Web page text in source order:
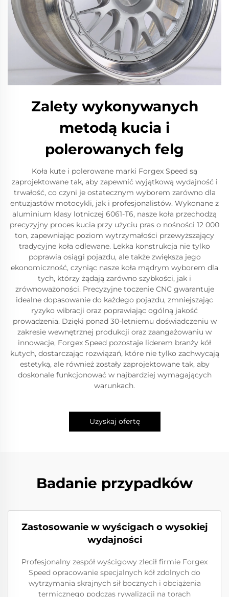
Zalety wykonywanych
metodą kucia i
polerowanych felg
Koła kute i polerowane marki Forgex Speed są
zaprojektowane tak, aby zapewnić wyjątkową wydajność i
trwałość, co czyni je ostatecznym wyborem zarówno dla
entuzjastów motocykli, jak i profesjonalistów. Wykonane z
aluminium klasy lotniczej 6061-T6, nasze koła przechodzą
precyzyjny proces kucia przy użyciu pras o nośności 12 000
ton, zapewniając poziom wytrzymałości przewyższający
tradycyjne koła odlewane. Lekka konstrukcja nie tylko
poprawia osiągi pojazdu, ale także zwiększa jego
ekonomiczność, czyniąc nasze koła mądrym wyborem dla
tych, którzy żądają zarówno szybkości, jak i
zrównoważoności. Precyzyjne toczenie CNC gwarantuje
idealne dopasowanie do każdego pojazdu, zmniejszając
ryzyko wibracji oraz poprawiając ogólną jakość
prowadzenia. Dzięki ponad 30-letniemu doświadczeniu w
zakresie wewnętrznej produkcji oraz zaangażowaniu w
innowacje, Forgex Speed pozostaje liderem branży kół
kutych, dostarczając rozwiązań, które nie tylko zachwycają
estetyką, ale również zostały zaprojektowane tak, aby
doskonale funkcjonować w najbardziej wymagających
warunkach.
Uzyskaj ofertę
Badanie przypadków
Zastosowanie w wyścigach o wysokiej
wydajności
Profesjonalny zespół wyścigowy zlecił firmie Forgex
Speed opracowanie specjalnych kół zdolnych do
wytrzymania skrajnych sił bocznych i obciążenia
termicznego podczas rywalizacji na torach